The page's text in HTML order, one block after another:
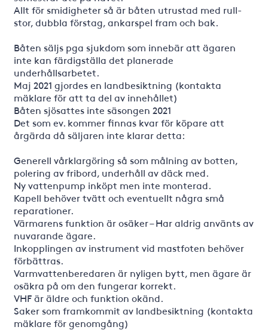
Allt för smidigheter så är båten utrustad med rull-
stor, dubbla förstag, ankarspel fram och bak.
Båten säljs pga sjukdom som innebär att ägaren
inte kan färdigställa det planerade
underhållsarbetet.
Maj 2021 gjordes en landbesiktning (kontakta
mäklare för att ta del av innehållet)
Båten sjösattes inte säsongen 2021
Det som ev. kommer finnas kvar för köpare att
årgärda då säljaren inte klarar detta:
Generell vårklargöring så som målning av botten,
polering av fribord, underhåll av däck med.
Ny vattenpump inköpt men inte monterad.
Kapell behöver tvätt och eventuellt några små
reparationer.
Värmarens funktion är osäker – Har aldrig använts av
nuvarande ägare.
Inkopplingen av instrument vid mastfoten behöver
förbättras.
Varmvattenberedaren är nyligen bytt, men ägare är
osäkra på om den fungerar korrekt.
VHF är äldre och funktion okänd.
Saker som framkommit av landbesiktning (kontakta
mäklare för genomgång)